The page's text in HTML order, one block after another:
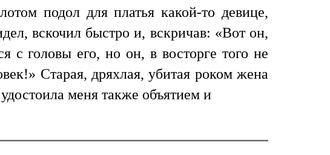
подол для платья какой-то девице,
вскочил быстро и, вскричав: «Вот он,
с головы его, но он, в восторге того не
Старая, дряхлая, убитая роком жена
меня также объятием и